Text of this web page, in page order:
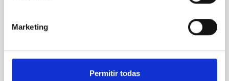
Marketing
Permitir todas
Acuerdo de Colaboración entre Leading-On
y el IAC para el desarrollo del proyecto "Un
espacio para crecer" en el Observatorio
del Teide.
conforman el proyecto "Un espacio para crecer" en el